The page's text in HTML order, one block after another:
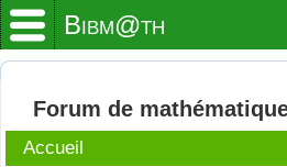
Bibm@th
Forum de
Accueil